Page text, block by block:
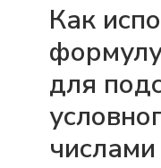
Как
для
числами